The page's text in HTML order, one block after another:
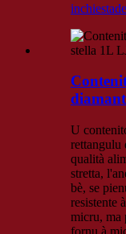
inchiesta
U
rettangulu
qualità
stretta,
bè, se
resistente
micru, ma
fornu à